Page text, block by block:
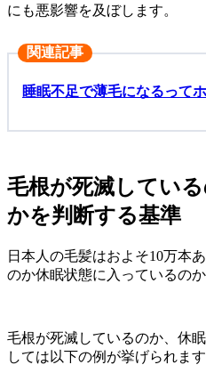
にも悪影響を及ぼします。
関連記事
睡眠不足で薄毛になるって
毛根が死滅してい
かを判断する基準
日本人の毛髪はおよそ10万本
のか休眠状態に入っているの
毛根が死滅しているのか、休
しては以下の例が挙げられます